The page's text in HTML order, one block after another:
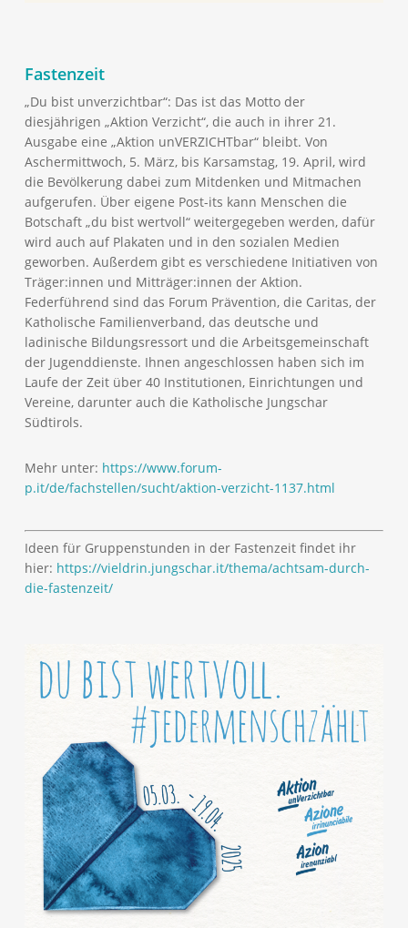
Fastenzeit
„Du bist unverzichtbar“: Das ist das Motto der
diesjährigen „Aktion Verzicht“, die auch in ihrer 21.
Ausgabe eine „Aktion unVERZICHTbar“ bleibt. Von
Aschermittwoch, 5. März, bis Karsamstag, 19. April, wird
die Bevölkerung dabei zum Mitdenken und Mitmachen
aufgerufen. Über eigene Post-its kann Menschen die
Botschaft „du bist wertvoll“ weitergegeben werden, dafür
wird auch auf Plakaten und in den sozialen Medien
geworben. Außerdem gibt es verschiedene Initiativen von
Träger:innen und Mitträger:innen der Aktion.
Federführend sind das Forum Prävention, die Caritas, der
Katholische Familienverband, das deutsche und
ladinische Bildungsressort und die Arbeitsgemeinschaft
der Jugenddienste. Ihnen angeschlossen haben sich im
Laufe der Zeit über 40 Institutionen, Einrichtungen und
Vereine, darunter auch die Katholische Jungschar
Südtirols.
Mehr unter: https://www.forum-
p.it/de/fachstellen/sucht/aktion-verzicht-1137.html
Ideen für Gruppenstunden in der Fastenzeit findet ihr
hier: https://vieldrin.jungschar.it/thema/achtsam-durch-
die-fastenzeit/